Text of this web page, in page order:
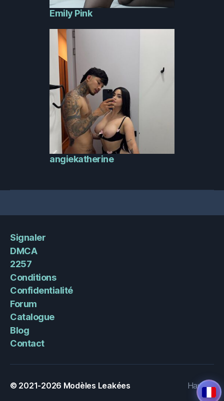
Emily Pink
angiekatherine
Signaler
DMCA
2257
Conditions
Confidentialité
Forum
Catalogue
Blog
Contact
© 2021-2026 Modèles Leakées Haut↑